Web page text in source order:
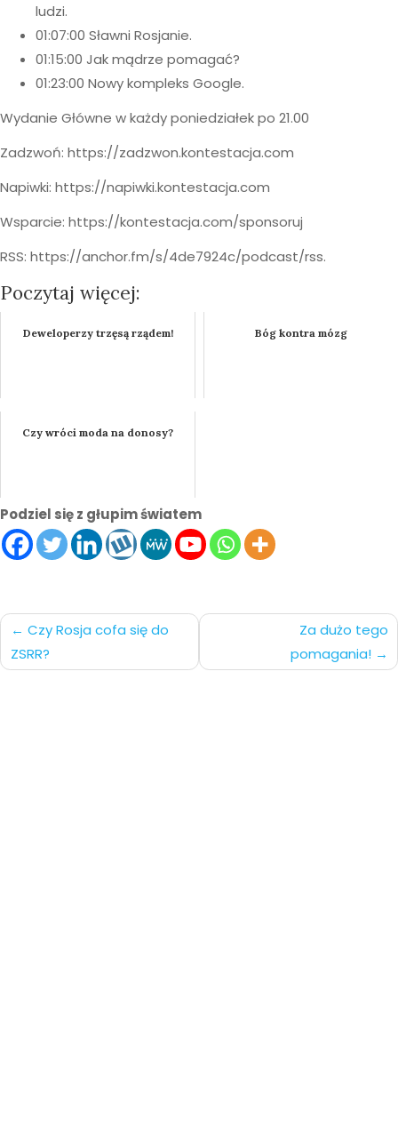
ludzi.
01:07:00 Sławni Rosjanie.
01:15:00 Jak mądrze pomagać?
01:23:00 Nowy kompleks Google.
Wydanie Główne w każdy poniedziałek po 21.00
Zadzwoń: https://zadzwon.kontestacja.com
Napiwki: https://napiwki.kontestacja.com
Wsparcie: https://kontestacja.com/sponsoruj
RSS: https://anchor.fm/s/4de7924c/podcast/rss.
Poczytaj więcej:
Deweloperzy trzęsą rządem! Bóg kontra mózg
Czy wróci moda na donosy?
Podziel się z głupim światem
Nawigacja
po
Czy Rosja cofa się do
ZSRR?
Za dużo tego
pomagania!